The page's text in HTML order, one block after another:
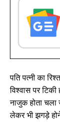
पति पत्नी का
विश्वास पर
नाजुक होता चला
लेकर भी झगड़े